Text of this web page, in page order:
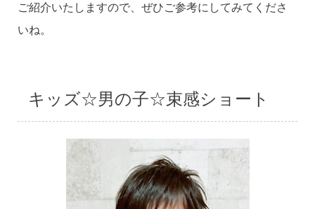
ご紹介いたしますので、ぜひご参考にしてみてくださ
いね。
キッズ☆男の子☆束感ショート